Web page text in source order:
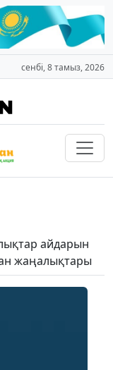
сенбі, 8 тамыз, 2026
айдарын
жаңалықтары